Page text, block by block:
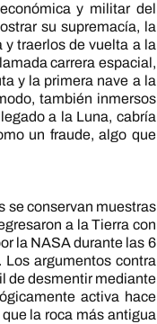
y militar del
su supremacía, la
y traerlos de vuelta a la
carrera espacial,
y la primera nave a la
también inmersos
a la Luna, cabría
un fraude, algo que
se conservan muestras
a la Tierra con
la NASA durante las 6
argumentos contra
de desmentir mediante
activa hace
la roca más antigua